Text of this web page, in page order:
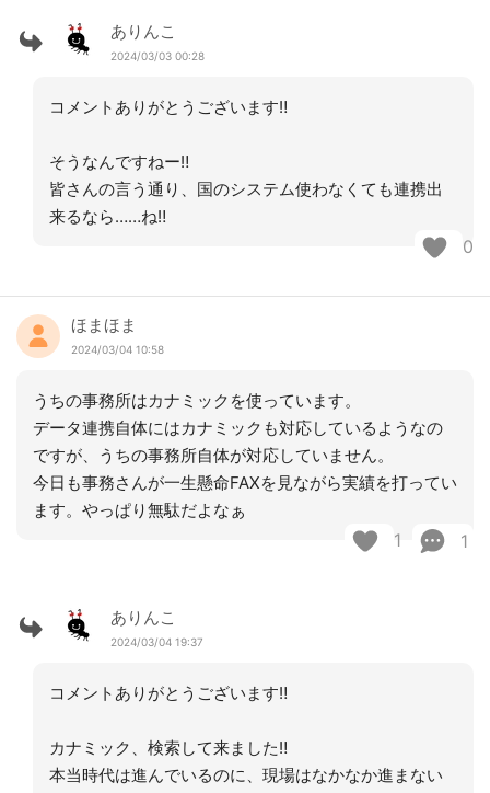
ありんこ
2024/03/03 00:28
コメントありがとうございます‼︎
そうなんですねー‼︎
皆さんの言う通り、国のシステム使わなくても連携出
来るなら……ね‼︎
0
ほまほま
2024/03/04 10:58
うちの事務所はカナミックを使っています。
データ連携自体にはカナミックも対応しているようなの
ですが、うちの事務所自体が対応していません。
今日も事務さんが一生懸命FAXを見ながら実績を打ってい
ます。やっぱり無駄だよなぁ
1 1
ありんこ
2024/03/04 19:37
コメントありがとうございます‼︎
カナミック、検索して来ました‼︎
本当時代は進んでいるのに、現場はなかなか進まない